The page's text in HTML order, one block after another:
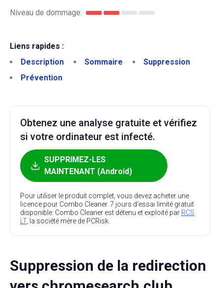
Niveau de dommage:
Liens rapides :
Description
Sommaire
Suppression
Prévention
Obtenez une analyse gratuite et vérifiez
si votre ordinateur est infecté.
SUPPRIMEZ-LES
MAINTENANT (Android)
Pour utiliser le produit complet, vous devez acheter une
licence pour Combo Cleaner. 7 jours d’essai limité gratuit
disponible. Combo Cleaner est détenu et exploité par RCS
LT, la société mère de PCRisk.
Suppression de la redirection